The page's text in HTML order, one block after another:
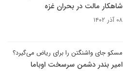
شاهکار مالت در بحران غزه
۰۸ آذر ۱۴۰۲
مسکو جای واشنگتن را برای ریاض می‌گیرد؟
امیر بندر دشمن سرسخت اوباما